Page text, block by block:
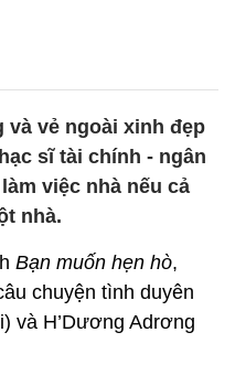
vẻ ngoài xinh đẹp
sĩ tài chính - ngân
việc nhà nếu cả
nhà.
Bạn muốn hẹn hò,
chuyện tình duyên
và H’Dương Adrơng